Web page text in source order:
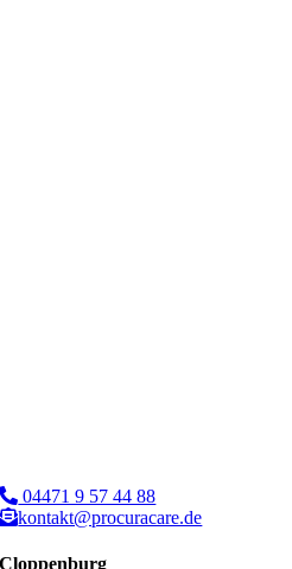
04471 9 57 44 88
kontakt@procuracare.de
Cloppenburg